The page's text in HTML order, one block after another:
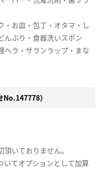
・お皿・包丁・オタマ・し
んぶり・食器洗いスポン
ヘラ・サランラップ・まな
）
いておりません。
いてオプションとして加算